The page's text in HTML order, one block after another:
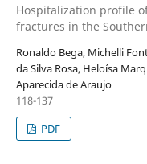
Hospitalization profile
fractures in the
Ronaldo Bega, Michelli
da Silva Rosa, Heloísa
Aparecida de Araujo
118-137
PDF